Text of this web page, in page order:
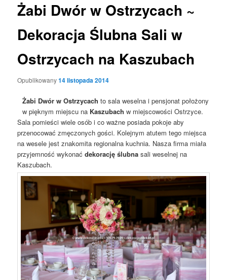
Żabi Dwór w Ostrzycach ~
Dekoracja Ślubna Sali w
Ostrzycach na Kaszubach
Opublikowany14 listopada 2014
Żabi Dwór w Ostrzycach to sala weselna i pensjonat położony
w pięknym miejscu na Kaszubach w miejscowości Ostrzyce.
Sala pomieści wiele osób i co ważne posiada pokoje aby
przenocować zmęczonych gości. Kolejnym atutem tego miejsca
na wesele jest znakomita regionalna kuchnia. Nasza firma miała
przyjemność wykonaćdekorację ślubna sali weselnej na
Kaszubach.